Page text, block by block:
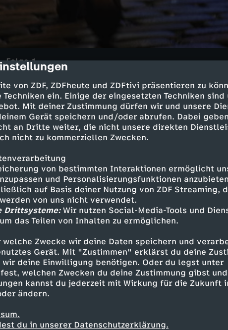
von ZDF, ZDFheute und ZDFtivi präsentieren zu
ein. Einige der eingesetzten Techniken
Mit deiner Zustimmung dürfen wir und unsere
Gerät speichern und/oder abrufen. Dabei
an Dritte weiter, die nicht unsere direkten
nicht zu kommerziellen Zwecken.
von bestimmten Interaktionen ermöglicht
und Personalisierungsfunktionen
auf Basis deiner Nutzung von ZDF Streaming,
von uns nicht verwendet.
Drittsysteme:Wir nutzen Social-Media-Tools und
das Teilen von Inhalten zu ermöglichen.
Zwecke wir deine Daten speichern und
Gerät. Mit "Zustimmen" erklärst du deine
deine Einwilligung benötigen. Oder du legst unter
welchen Zwecken du deine Zustimmung gibst
kannst du jederzeit mit Wirkung für die Zukunft
ändern.
du in unserer Datenschutzerklärung.
Folge 1
Rebellion
44 Min.2025 UT 12
Seit über 30 Jahren arbeitet Manuela Freitag
rebellischen Anfängen ihrer Geschichte - vom
Bremer Straßenstrich.
Folge 2
Rotlichtmilieu
47 Min.2025 UT 12
Heute ist Manuela Freitag dienstälteste
wie sie ihre Jahre als Jugendliche zwischen
Volljährigkeit verbrachte.
Folge 3